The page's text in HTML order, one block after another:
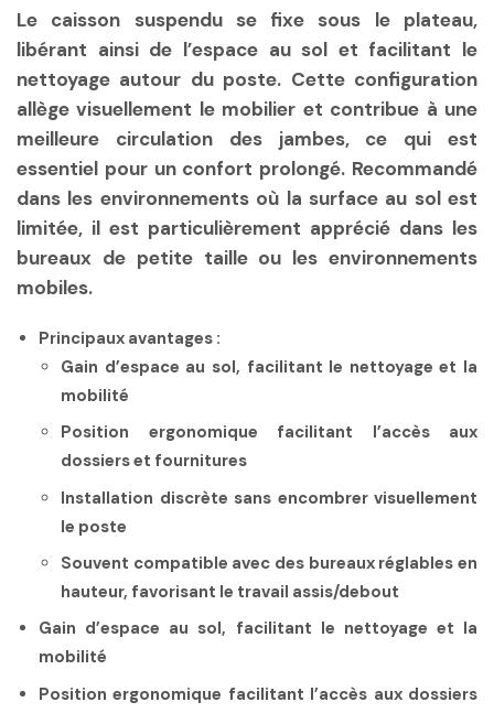
Le caisson suspendu se fixe sous le plateau,
libérant ainsi de l’espace au sol et facilitant le
nettoyage autour du poste. Cette configuration
allège visuellement le mobilier et contribue à une
meilleure circulation des jambes, ce qui est
essentiel pour un confort prolongé. Recommandé
dans les environnements où la surface au sol est
limitée, il est particulièrement apprécié dans les
bureaux de petite taille ou les environnements
mobiles.
Principaux avantages :
Gain d’espace au sol, facilitant le nettoyage et la
mobilité
Position ergonomique facilitant l’accès aux
dossiers et fournitures
Installation discrète sans encombrer visuellement
le poste
Souvent compatible avec des bureaux réglables en
hauteur, favorisant le travail assis/debout
Gain d’espace au sol, facilitant le nettoyage et la
mobilité
Position ergonomique facilitant l’accès aux dossiers